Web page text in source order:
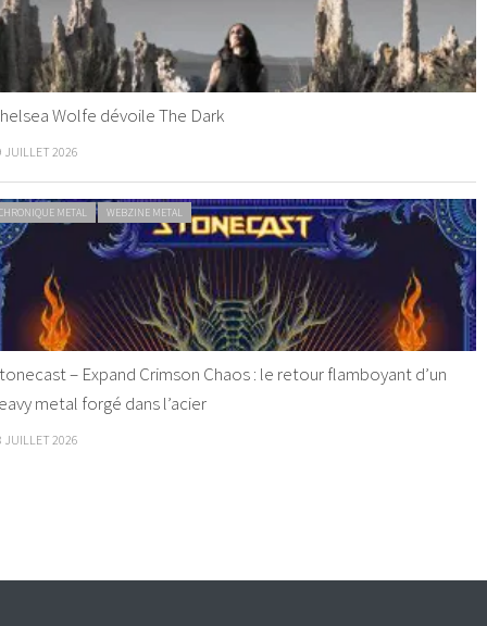
Wolfe dévoile The Dark
JUILLET 2026
METAL WEBZINE METAL
– Expand Crimson Chaos : le retour flamboyant d’un
metal forgé dans l’acier
JUILLET 2026